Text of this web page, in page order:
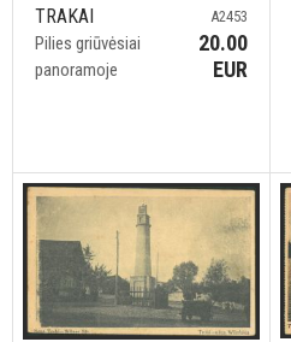
TRAKAI
Pilies griūvėsiai
panoramoje
A2453
20.00
EUR